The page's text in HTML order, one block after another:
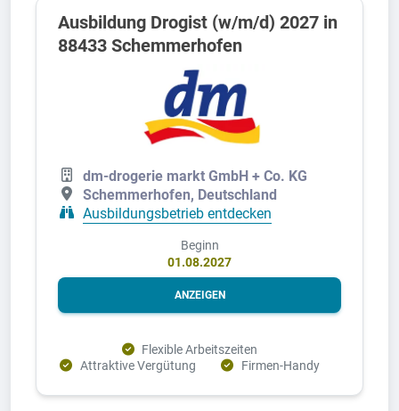
Ausbildung Drogist (w/m/d) 2027 in
88433 Schemmerhofen
dm-drogerie markt GmbH + Co. KG
Schemmerhofen, Deutschland
Ausbildungsbetrieb entdecken
Beginn
01.08.2027
ANZEIGEN
Flexible Arbeitszeiten
Attraktive Vergütung
Firmen-Handy